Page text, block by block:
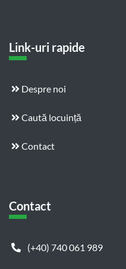
Link-uri rapide
Despre noi
Caută locuință
Contact
Contact
(+40) 740 061 989